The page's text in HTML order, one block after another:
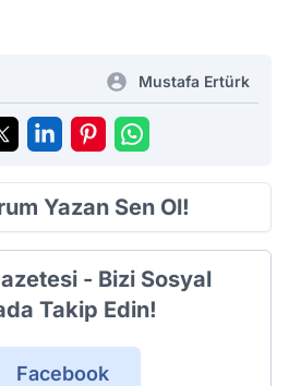
Mustafa Ertürk
Yazan Sen Ol!
- Bizi Sosyal
Takip Edin!
Facebook